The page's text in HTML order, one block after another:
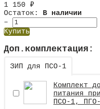
1 150 ₽
Остаток:
В наличии
–
Купить
Доп.комплектация:
ЗИП для ПСО-1
Комплект
питания
ПСО-1,